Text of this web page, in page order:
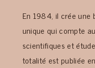
En 1984, il crée une
unique qui compte
scientifiques et
totalité est publiée